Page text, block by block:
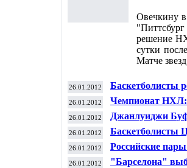
Овечкину
решение
сутки
Матче
26.01.2012
Баскетболисты
греческого
26.01.2012 Чемпионат НХЛ:
26.01.2012
Джанлуиджи
последних 25 лет
26.01.2012
Баскетболисты
подряд в
26.01.2012
Российские
чемпионате
26.01.2012 "Барселона"